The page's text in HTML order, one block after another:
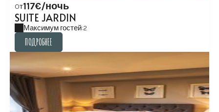
Oт117€/ночь
SUITE JARDIN
Максимум гостей:2
ПОДРОБНЕЕ
ПОДРОБНЕЕ